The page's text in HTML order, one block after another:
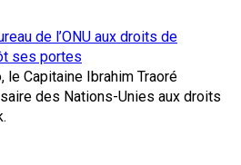
de l’ONU aux droits de
ses portes